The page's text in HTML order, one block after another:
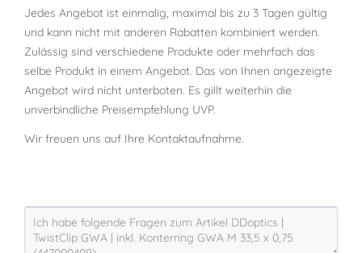
Jedes Angebot ist einmalig, maximal bis zu 3 Tagen gültig
und kann nicht mit anderen Rabatten kombiniert werden.
Zulässig sind verschiedene Produkte oder mehrfach das
selbe Produkt in einem Angebot. Das von Ihnen angezeigte
Angebot wird nicht unterboten. Es gillt weiterhin die
unverbindliche Preisempfehlung UVP.
Wir freuen uns auf Ihre Kontaktaufnahme.